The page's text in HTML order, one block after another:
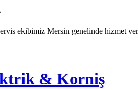
ekibimiz Mersin genelinde hizmet
& Korniş